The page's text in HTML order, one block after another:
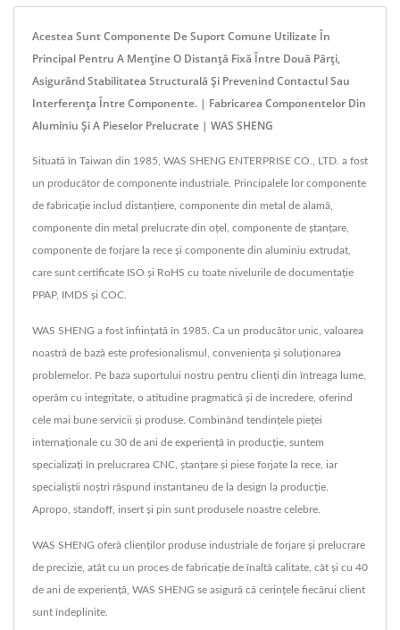
Acestea Sunt Componente De Suport Comune Utilizate În
Principal Pentru A Menține O Distanță Fixă Între Două Părți,
Asigurând Stabilitatea Structurală Și Prevenind Contactul Sau
Interferența Între Componente. | Fabricarea Componentelor Din
Aluminiu Și A Pieselor Prelucrate | WAS SHENG
Situată în Taiwan din 1985, WAS SHENG ENTERPRISE CO., LTD. a fost
un producător de componente industriale. Principalele lor componente
de fabricație includ distanțiere, componente din metal de alamă,
componente din metal prelucrate din oțel, componente de ștanțare,
componente de forjare la rece și componente din aluminiu extrudat,
care sunt certificate ISO și RoHS cu toate nivelurile de documentație
PPAP, IMDS și COC.
WAS SHENG a fost înființată în 1985. Ca un producător unic, valoarea
noastră de bază este profesionalismul, conveniența și soluționarea
problemelor. Pe baza suportului nostru pentru clienți din întreaga lume,
operăm cu integritate, o atitudine pragmatică și de încredere, oferind
cele mai bune servicii și produse. Combinând tendințele pieței
internaționale cu 30 de ani de experiență în producție, suntem
specializați în prelucrarea CNC, ștanțare și piese forjate la rece, iar
specialiștii noștri răspund instantaneu de la design la producție.
Apropo, standoff, insert și pin sunt produsele noastre celebre.
WAS SHENG oferă clienților produse industriale de forjare și prelucrare
de precizie, atât cu un proces de fabricație de înaltă calitate, cât și cu 40
de ani de experiență, WAS SHENG se asigură că cerințele fiecărui client
sunt îndeplinite.